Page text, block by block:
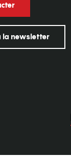
la newsletter